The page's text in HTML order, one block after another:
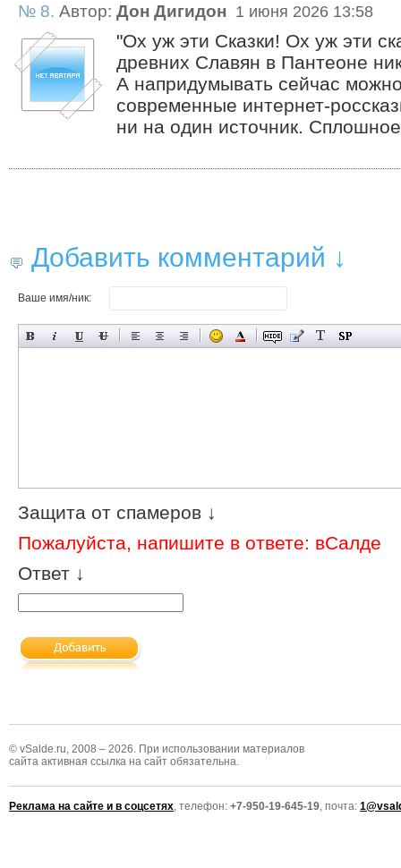
№ 8. Автор: Дон Дигидон 1 июня 2026 13:58
"Ох уж эти Сказки! Ох уж эти
древних Славян в Пантеоне
А напридумывать сейчас
современные интернет-
ни на один источник.
Добавить комментарий ↓
Ваше имя/ник:
Защита от спамеров ↓
Пожалуйста, напишите в ответе: вСалде
Ответ ↓
© vSalde.ru, 2008 – 2026. При использовании материалов
сайта активная ссылка на сайт обязательна.
Реклама на сайте и в соцсетях , телефон: +7-950-19-645-19 , почта: